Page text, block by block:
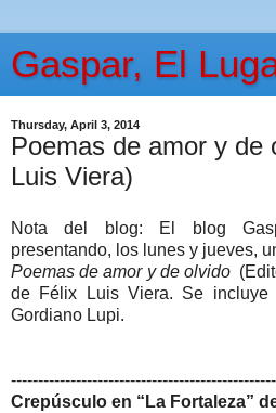
Gaspar, El
Thursday, April 3, 2014
Poemas de amor y de
Luis Viera)
Nota del blog: El blog
presentando, los lunes y jueves,
Poemas de amor y de olvido
de Félix Luis Viera. Se incluye
Gordiano Lupi.
Crepúsculo en “La Fortaleza”